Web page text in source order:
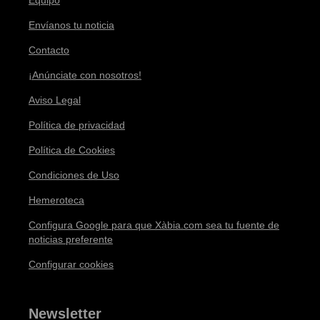
Envíanos tu noticia
Contacto
¡Anúnciate con nosotros!
Aviso Legal
Política de privacidad
Política de Cookies
Condiciones de Uso
Hemeroteca
Configura Google para que Xàbia.com sea tu fuente de
noticias preferente
Configurar cookies
Newsletter